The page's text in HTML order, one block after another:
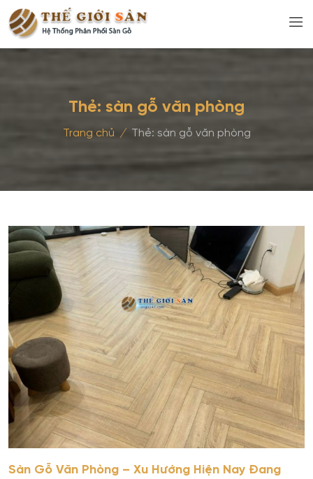
Thẻ: sàn gỗ văn phòng
Trang chủ / Thẻ: sàn gỗ văn phòng
Sàn Gỗ Văn Phòng – Xu Hướng Hiện Nay Đang